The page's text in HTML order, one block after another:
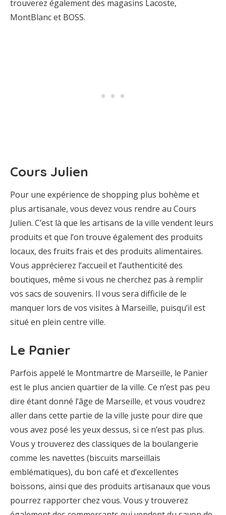
trouverez également des magasins Lacoste,
MontBlanc et BOSS.
Cours Julien
Pour une expérience de shopping plus bohème et
plus artisanale, vous devez vous rendre au Cours
Julien. C’est là que les artisans de la ville vendent leurs
produits et que l’on trouve également des produits
locaux, des fruits frais et des produits alimentaires.
Vous apprécierez l’accueil et l’authenticité des
boutiques, même si vous ne cherchez pas à remplir
vos sacs de souvenirs. Il vous sera difficile de le
manquer lors de vos visites à Marseille, puisqu’il est
situé en plein centre ville.
Le Panier
Parfois appelé le Montmartre de Marseille, le Panier
est le plus ancien quartier de la ville. Ce n’est pas peu
dire étant donné l’âge de Marseille, et vous voudrez
aller dans cette partie de la ville juste pour dire que
vous avez posé les yeux dessus, si ce n’est pas plus.
Vous y trouverez des classiques de la boulangerie
comme les navettes (biscuits marseillais
emblématiques), du bon café et d’excellentes
boissons, ainsi que des produits artisanaux que vous
pourrez rapporter chez vous. Vous y trouverez